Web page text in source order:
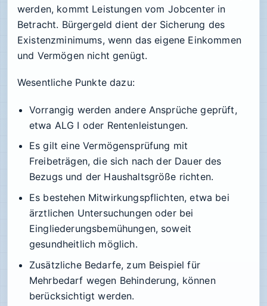
werden, kommt Leistungen vom Jobcenter in
Betracht. Bürgergeld dient der Sicherung des
Existenzminimums, wenn das eigene Einkommen
und Vermögen nicht genügt.
Wesentliche Punkte dazu:
Vorrangig werden andere Ansprüche geprüft,
etwa ALG I oder Rentenleistungen.
Es gilt eine Vermögensprüfung mit
Freibeträgen, die sich nach der Dauer des
Bezugs und der Haushaltsgröße richten.
Es bestehen Mitwirkungspflichten, etwa bei
ärztlichen Untersuchungen oder bei
Eingliederungsbemühungen, soweit
gesundheitlich möglich.
Zusätzliche Bedarfe, zum Beispiel für
Mehrbedarf wegen Behinderung, können
berücksichtigt werden.